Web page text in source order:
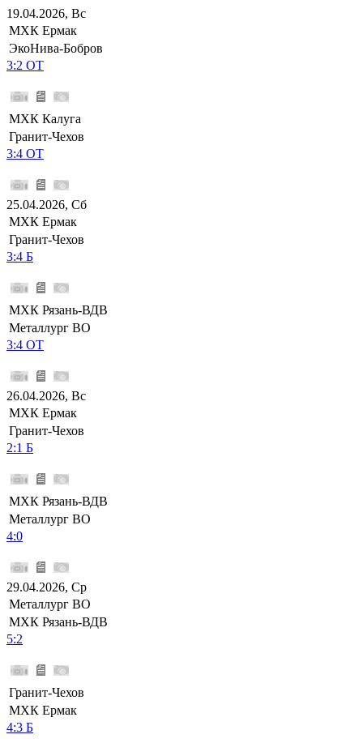
19.04.2026, Вс
МХК Ермак
ЭкоНива-Бобров
3:2 ОТ
МХК Калуга
Гранит-Чехов
3:4 ОТ
25.04.2026, Сб
МХК Ермак
Гранит-Чехов
3:4 Б
МХК Рязань-ВДВ
Металлург ВО
3:4 ОТ
26.04.2026, Вс
МХК Ермак
Гранит-Чехов
2:1 Б
МХК Рязань-ВДВ
Металлург ВО
4:0
29.04.2026, Ср
Металлург ВО
МХК Рязань-ВДВ
5:2
Гранит-Чехов
МХК Ермак
4:3 Б